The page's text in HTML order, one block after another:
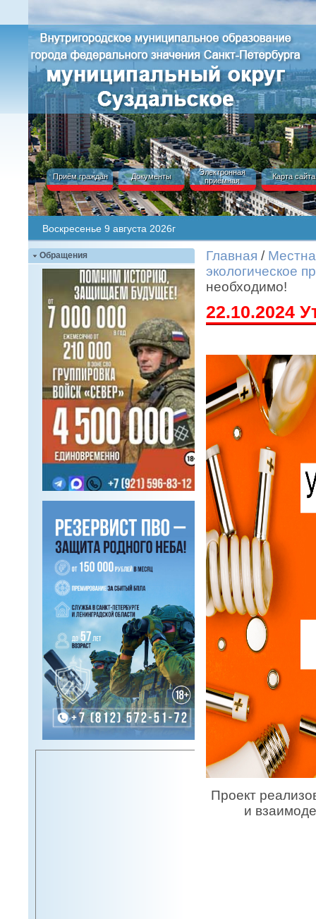
Приём граждан Документы
Электронная
приёмная
Карта сайта
Воскресенье 9 августа 2026г
Обращения Главная /
экологическое
необходимо!
22.10.2024
Проект
и